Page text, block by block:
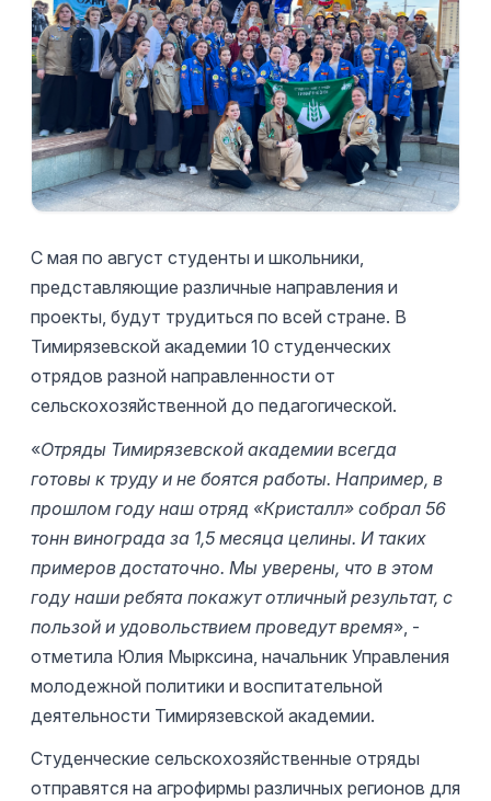
С мая по август студенты и школьники,
представляющие различные направления и
проекты, будут трудиться по всей стране. В
Тимирязевской академии 10 студенческих
отрядов разной направленности от
сельскохозяйственной до педагогической.
«Отряды Тимирязевской академии всегда
готовы к труду и не боятся работы. Например, в
прошлом году наш отряд «Кристалл» собрал 56
тонн винограда за 1,5 месяца целины. И таких
примеров достаточно. Мы уверены, что в этом
году наши ребята покажут отличный результат, с
пользой и удовольствием проведут время», -
отметила Юлия Мырксина, начальник Управления
молодежной политики и воспитательной
деятельности Тимирязевской академии.
Студенческие сельскохозяйственные отряды
отправятся на агрофирмы различных регионов для